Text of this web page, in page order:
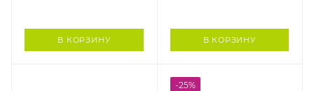
В КОРЗИНУ В КОРЗИНУ
-25%